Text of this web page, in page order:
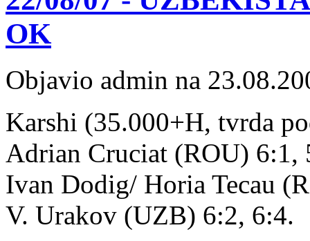
OK
Objavio admin na
Karshi (35.000+H, tvrda
Adrian Cruciat (ROU)
Ivan Dodig/ Horia Tecau
V. Urakov (UZB) 6:2, 6:4.